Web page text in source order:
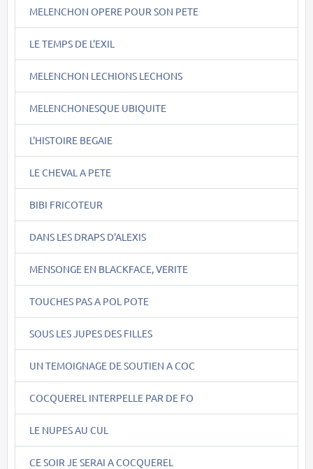
MELENCHON OPERE POUR SON PETE
LE TEMPS DE L'EXIL
MELENCHON LECHIONS LECHONS
MELENCHONESQUE UBIQUITE
L'HISTOIRE BEGAIE
LE CHEVAL A PETE
BIBI FRICOTEUR
DANS LES DRAPS D'ALEXIS
MENSONGE EN BLACKFACE, VERITE
TOUCHES PAS A POL POTE
SOUS LES JUPES DES FILLES
UN TEMOIGNAGE DE SOUTIEN A COC
COCQUEREL INTERPELLE PAR DE FO
LE NUPES AU CUL
CE SOIR JE SERAI A COCQUEREL